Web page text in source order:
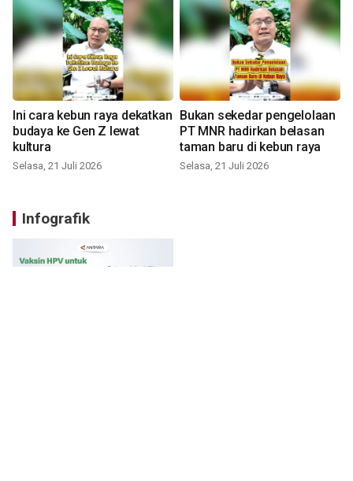
Ini cara kebun raya dekatkan
budaya ke Gen Z lewat
kultura
Selasa, 21 Juli 2026
Bukan sekedar pengelolaan
PT MNR hadirkan belasan
taman baru di kebun raya
Selasa, 21 Juli 2026
Infografik